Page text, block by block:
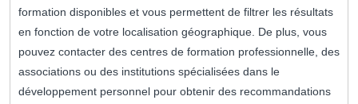
formation disponibles et vous permettent de filtrer les résultats
en fonction de votre localisation géographique. De plus, vous
pouvez contacter des centres de formation professionnelle, des
associations ou des institutions spécialisées dans le
développement personnel pour obtenir des recommandations